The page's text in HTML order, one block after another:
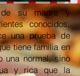
su madre y
conocidos,
una prueba de
tiene familia en
una normal, sino
y rica que la